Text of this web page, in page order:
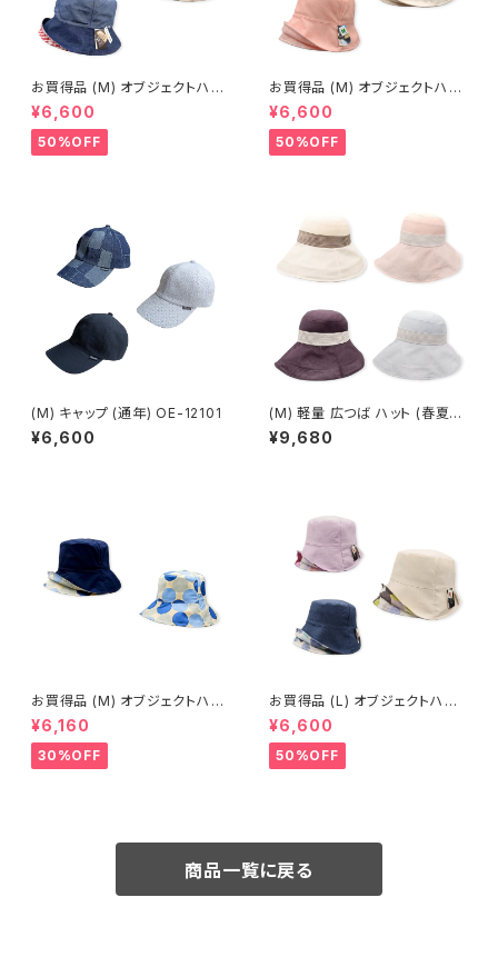
お買得品 (M) オブジェクトハッ
ト (春夏) 19-14709
¥6,600
50%OFF
お買得品 (M) オブジェクトハッ
ト (春夏) 14-14403
¥6,600
50%OFF
(M) キャップ (通年) OE-12101
¥6,600
(M) 軽量 広つば ハット (春夏) 1
9-15511
¥9,680
お買得品 (M) オブジェクトハッ
ト レイン 19-14507 水玉
¥6,160
30%OFF
お買得品 (L) オブジェクトハット
(春夏) 19-14401
¥6,600
50%OFF
商品一覧に戻る